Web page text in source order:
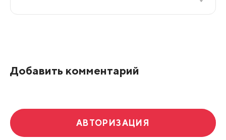
Добавить комментарий
АВТОРИЗАЦИЯ